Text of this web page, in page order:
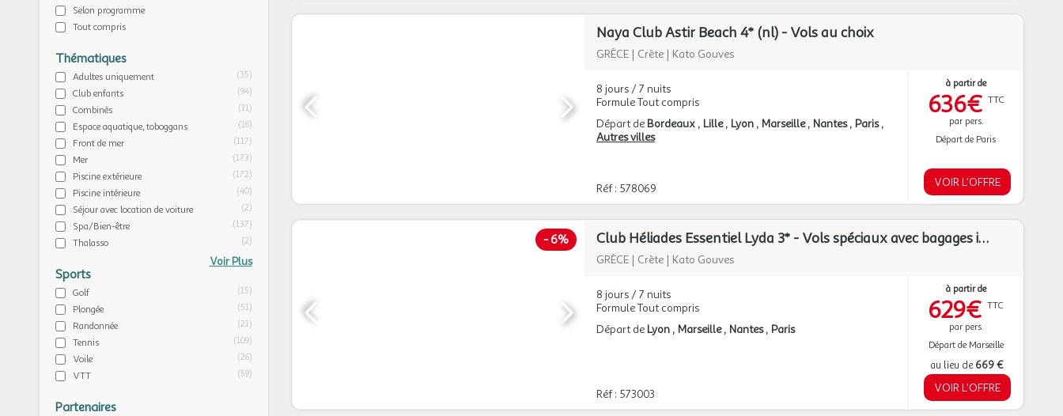
Selon programme
Tout compris
Thématiques
Adultes uniquement (35)
Club enfants (94)
Combinés (11)
Espace aquatique, toboggans (16)
Front de mer (117)
Mer (173)
Piscine extérieure (172)
Piscine intérieure (40)
Séjour avec location de voiture (2)
Spa/Bien-être (137)
Thalasso (2)
Voir Plus
Sports
Golf (15)
Plongée (51)
Randonnée (21)
Tennis (109)
Voile (26)
VTT (59)
Partenaires
Naya Club Astir Beach 4* (nl) - Vols au choix
GRÈCE | Crète | Kato Gouves
8 jours / 7 nuits
Formule Tout compris
Départ de Bordeaux Lille Lyon Marseille Nantes Paris
Autres villes
Réf : 578069
à partir de
636€ TTC
par pers.
Départ de Paris
VOIR L'OFFRE
-6% Club Héliades Essentiel Lyda 3* - Vols spéciaux avec bagages inclus
GRÈCE | Crète | Kato Gouves
8 jours / 7 nuits
Formule Tout compris
Départ de Lyon Marseille Nantes Paris
Réf : 573003
à partir de
629€ TTC
par pers.
Départ de Marseille
au lieu de 669 €
VOIR L'OFFRE